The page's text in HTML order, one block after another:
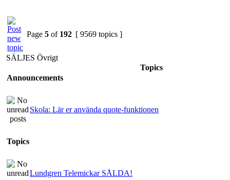
Page 5 of 192 [ 9569 topics ]
SÄLJES Övrigt
Topics
Announcements
Skola: Lär er använda quote-funktionen
Topics
Lundgren Telemickar SÅLDA!